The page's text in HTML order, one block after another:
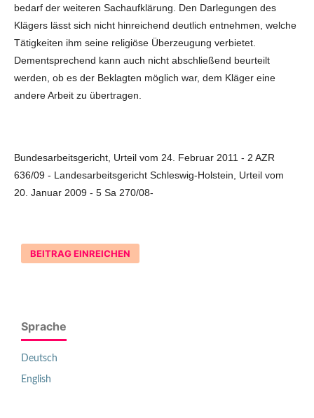
bedarf der weiteren Sachaufklärung. Den Darlegungen des
Klägers lässt sich nicht hinreichend deutlich entnehmen, welche
Tätigkeiten ihm seine religiöse Überzeugung verbietet.
Dementsprechend kann auch nicht abschließend beurteilt
werden, ob es der Beklagten möglich war, dem Kläger eine
andere Arbeit zu übertragen.
Bundesarbeitsgericht, Urteil vom 24. Februar 2011 - 2 AZR
636/09 - Landesarbeitsgericht Schleswig-Holstein, Urteil vom
20. Januar 2009 - 5 Sa 270/08-
BEITRAG EINREICHEN
Sprache
Deutsch
English